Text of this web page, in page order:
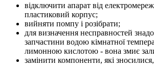
відключити апарат від
пластиковий корпус;
вийняти помпу і розібрати;
для визначення несправностей
запчастини водою кімнатної
лимонною кислотою - вона змиє
замінити компоненти, які